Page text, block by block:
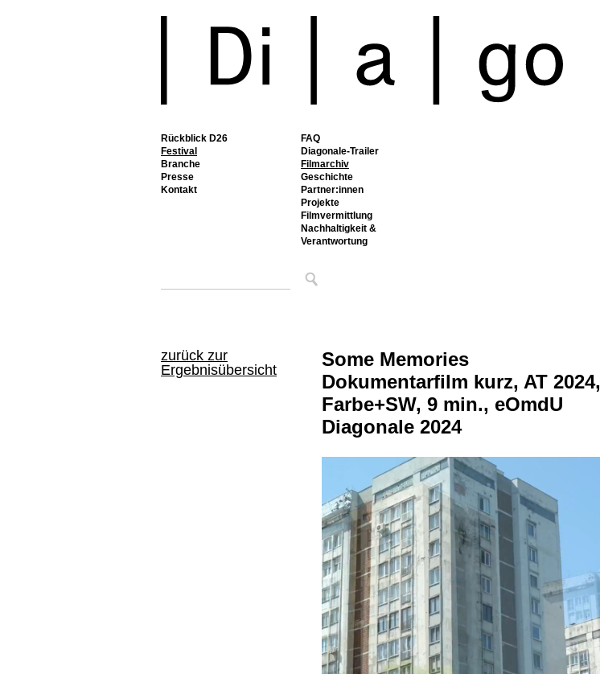
Rückblick D26
Festival
FAQ
Diagonale-Trailer
Filmarchiv
Geschichte
Partner:innen
Projekte
Filmvermittlung
Nachhaltigkeit &
Verantwortung
Branche
Presse
Kontakt
zurück zur
Ergebnisübersicht
Some Memories
Dokumentarfilm kurz, AT 2024,
Farbe+SW, 9 min., eOmdU
Diagonale 2024